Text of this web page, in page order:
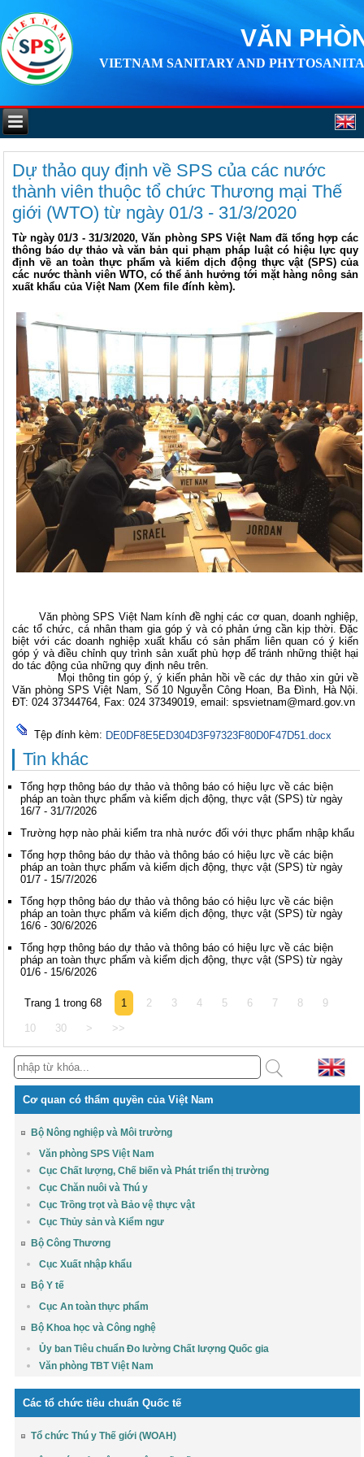
VĂN
VIETNAM SANITARY AND
Dự thảo quy định về SPS của các nước
thành viên thuộc tổ chức Thương mại Thế
giới (WTO) từ ngày 01/3 - 31/3/2020
Từ ngày 01/3 - 31/3/2020, Văn phòng SPS Việt Nam đã tổng hợp các
thông báo dự thảo và văn bản qui phạm pháp luật có hiệu lực quy
định về an toàn thực phẩm và kiểm dịch động thực vật (SPS) của
các nước thành viên WTO, có thể ảnh hưởng tới mặt hàng nông sản
xuất khẩu của Việt Nam (Xem file đính kèm).
Văn phòng SPS Việt Nam kính đề nghị các cơ quan, doanh nghiệp,
các tổ chức, cá nhân tham gia góp ý và có phản ứng cần kịp thời. Đặc
biệt với các doanh nghiệp xuất khẩu có sản phẩm liên quan có ý kiến
góp ý và điều chỉnh quy trình sản xuất phù hợp để tránh những thiệt hại
do tác động của những quy định nêu trên.
Mọi thông tin góp ý, ý kiến phản hồi về các dự thảo xin gửi về
Văn phòng SPS Việt Nam, Số 10 Nguyễn Công Hoan, Ba Đình, Hà Nội.
ĐT: 024 37344764, Fax: 024 37349019, email: spsvietnam@mard.gov.vn
Tệp đính kèm: DE0DF8E5ED304D3F97323F80D0F47D51.docx
Tin khác
Tổng hợp thông báo dự thảo và thông báo có hiệu lực về các biện
pháp an toàn thực phẩm và kiểm dịch động, thực vật (SPS) từ ngày
16/7 - 31/7/2026
Trường hợp nào phải kiểm tra nhà nước đối với thực phẩm nhập khẩu
Tổng hợp thông báo dự thảo và thông báo có hiệu lực về các biện
pháp an toàn thực phẩm và kiểm dịch động, thực vật (SPS) từ ngày
01/7 - 15/7/2026
Tổng hợp thông báo dự thảo và thông báo có hiệu lực về các biện
pháp an toàn thực phẩm và kiểm dịch động, thực vật (SPS) từ ngày
16/6 - 30/6/2026
Tổng hợp thông báo dự thảo và thông báo có hiệu lực về các biện
pháp an toàn thực phẩm và kiểm dịch động, thực vật (SPS) từ ngày
01/6 - 15/6/2026
Trang 1 trong 68 1 2 3 4 5 6 7 8 9
10 30 > >>
Cơ quan có thẩm quyền của Việt Nam
Bộ Nông nghiệp và Môi trường
Văn phòng SPS Việt Nam
Cục Chất lượng, Chế biến và Phát triển thị trường
Cục Chăn nuôi và Thú y
Cục Trồng trọt và Bảo vệ thực vật
Cục Thủy sản và Kiểm ngư
Bộ Công Thương
Cục Xuất nhập khẩu
Bộ Y tế
Cục An toàn thực phẩm
Bộ Khoa học và Công nghệ
Ủy ban Tiêu chuẩn Đo lường Chất lượng Quốc gia
Văn phòng TBT Việt Nam
Các tổ chức tiêu chuẩn Quốc tế
Tổ chức Thú y Thế giới (WOAH)